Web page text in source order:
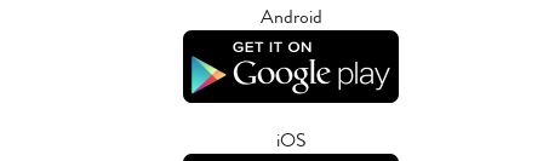
Android
iOS